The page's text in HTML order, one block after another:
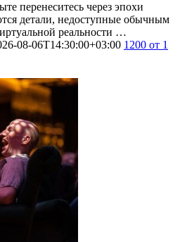
перенеситесь через эпохи
детали, недоступные обычным
реальности …
08-06T14:30:00+03:00 1200 от 1